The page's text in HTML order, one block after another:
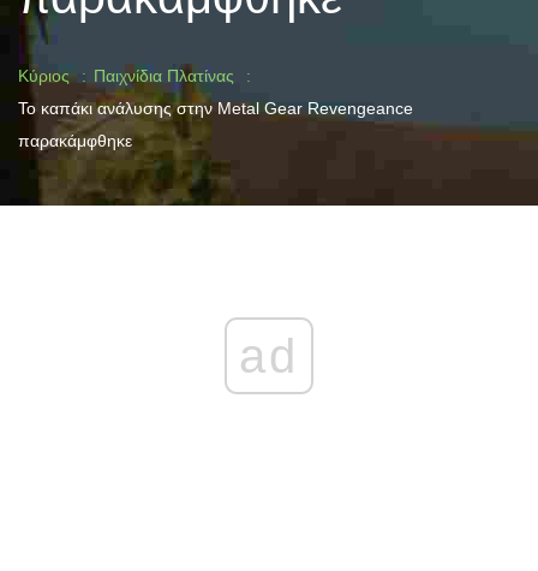
Κύριος
Παιχνίδια Πλατίνας
Το καπάκι ανάλυσης στην Metal Gear Revengeance
παρακάμφθηκε
ad